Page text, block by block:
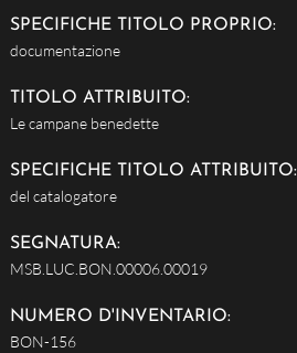
SPECIFICHE TITOLO PROPRIO:
documentazione
TITOLO ATTRIBUITO:
Le campane benedette
SPECIFICHE TITOLO ATTRIBUITO:
del catalogatore
SEGNATURA:
MSB.LUC.BON.00006.00019
NUMERO D'INVENTARIO:
BON-156